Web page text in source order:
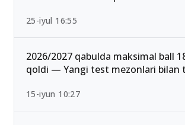
Ichki ishlar vazirligi Akademiyasi
2026 rasman e’lon qilindi
25-iyul 16:55
2026/2027 qabulda maksimal ball
qoldi — Yangi test mezonlari bilan